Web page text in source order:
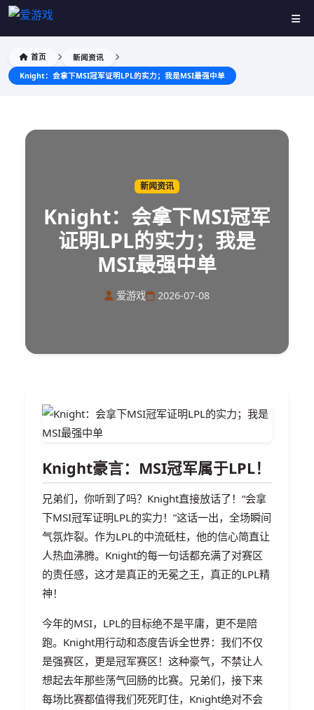
首页
新闻资讯
Knight：会拿下MSI冠军证明LPL的实力；我是MSI最强中单
新闻资讯
Knight：会拿下MSI冠军
证明LPL的实力；我是
MSI最强中单
爱游戏 2026-07-08
Knight豪言：MSI冠军属于LPL！
兄弟们，你听到了吗？Knight直接放话了！“会拿
下MSI冠军证明LPL的实力！”这话一出，全场瞬间
气氛炸裂。作为LPL的中流砥柱，他的信心简直让
人热血沸腾。Knight的每一句话都充满了对赛区
的责任感，这才是真正的无冕之王，真正的LPL精
神！
今年的MSI，LPL的目标绝不是平庸，更不是陪
跑。Knight用行动和态度告诉全世界：我们不仅
是强赛区，更是冠军赛区！这种豪气，不禁让人
想起去年那些荡气回肠的比赛。兄弟们，接下来
每场比赛都值得我们死死盯住，Knight绝对不会